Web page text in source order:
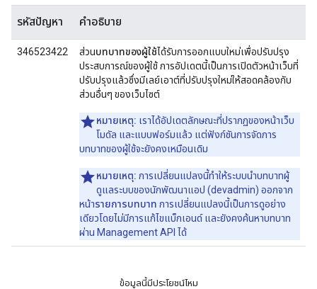
รหัสปัญหา คำอธิบาย
346523422 ส่วนบทบาทของผู้ใช้ได้รับการออกแบบใหม่เพื่อปรับปรุง
ประสบการณ์ของผู้ใช้ การอัปเดตนี้เป็นการเปิดตัวหน้าเว็บที่
ปรับปรุงแล้วซึ่งมีเลย์เอาต์ที่ปรับปรุงใหม่ให้สอดคล้องกับ
ส่วนอื่นๆ ของเว็บไซต์
หมายเหตุ: เราได้อัปเดตลักษณะที่ปรากฏของหน้าเว็บ
โมดัล และแบบฟอร์มแล้ว แต่ฟังก์ชันการจัดการ
บทบาทของผู้ใช้จะยังคงเหมือนเดิม
หมายเหตุ: การเปลี่ยนแปลงนี้ทำให้ระบบนำบทบาทผู้
ดูแลระบบของนักพัฒนาแอป (devadmin) ออกจาก
หน้ารายการบทบาท การเปลี่ยนแปลงนี้เป็นการดูอย่าง
เดียวโดยไม่มีการแก้ไขแบ็กเอนด์ และยังคงค้นหาบทบาท
ผ่าน Management API ได้
ข้อมูลนี้มีประโยชน์ไหม